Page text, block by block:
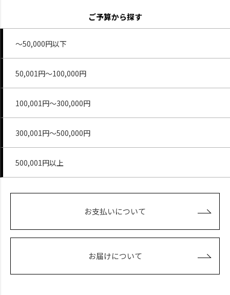
ご予算から探す
～50,000円以下
50,001円～100,000円
100,001円～300,000円
300,001円～500,000円
500,001円以上
お支払いについて
お届けについて